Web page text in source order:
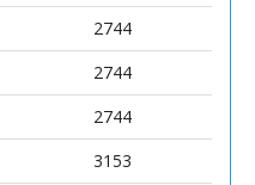
2744
2744
2744
3153